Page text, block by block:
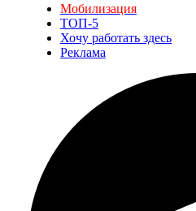
Мобилизация
ТОП-5
Хочу работать здесь
Реклама